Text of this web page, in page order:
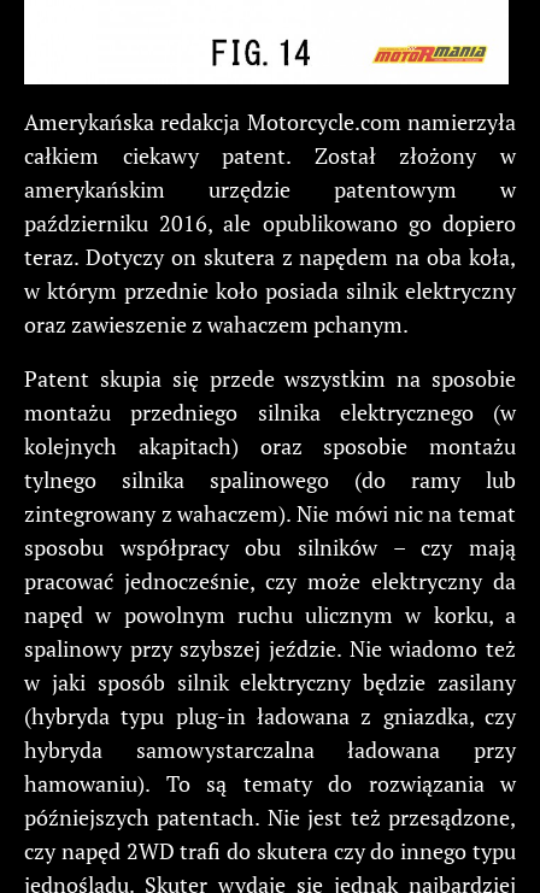
Amerykańska redakcja Motorcycle.com namierzyła
całkiem ciekawy patent. Został złożony w
amerykańskim urzędzie patentowym w
październiku 2016, ale opublikowano go dopiero
teraz. Dotyczy on skutera z napędem na oba koła,
w którym przednie koło posiada silnik elektryczny
oraz zawieszenie z wahaczem pchanym.
Patent skupia się przede wszystkim na sposobie
montażu przedniego silnika elektrycznego (w
kolejnych akapitach) oraz sposobie montażu
tylnego silnika spalinowego (do ramy lub
zintegrowany z wahaczem). Nie mówi nic na temat
sposobu współpracy obu silników – czy mają
pracować jednocześnie, czy może elektryczny da
napęd w powolnym ruchu ulicznym w korku, a
spalinowy przy szybszej jeździe. Nie wiadomo też
w jaki sposób silnik elektryczny będzie zasilany
(hybryda typu plug-in ładowana z gniazdka, czy
hybryda samowystarczalna ładowana przy
hamowaniu). To są tematy do rozwiązania w
późniejszych patentach. Nie jest też przesądzone,
czy napęd 2WD trafi do skutera czy do innego typu
jednośladu. Skuter wydaje się jednak najbardziej